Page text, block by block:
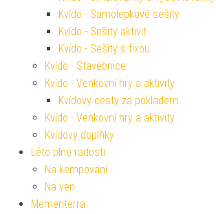
Kvído - Samolepkové sešity
Kvído - Sešity aktivit
Kvído - Sešity s fixou
Kvído - Stavebnice
Kvído - Venkovní hry a aktivity
Kvídovy cesty za pokladem
Kvído - Venkovní hry a aktivity
Kvídovy doplňky
Léto plné radosti
Na kempování
Na ven
Mementerra